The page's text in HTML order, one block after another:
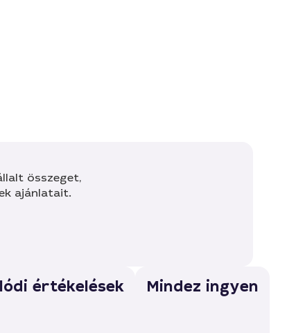
összeget,
ajánlatait.
értékelések Mindez ingyen